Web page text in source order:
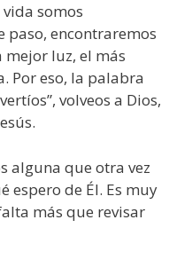
somos
paso, encontraremos
mejor luz, el más
Por eso, la palabra
volveos a Dios,
alguna que otra vez
espero de Él. Es muy
más que revisar